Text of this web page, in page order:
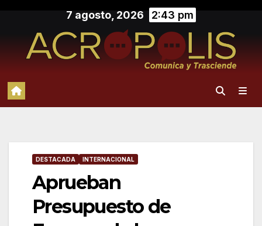
contenido
7 agosto, 2026 2:43 pm
DESTACADA INTERNACIONAL
Aprueban
Presupuesto de